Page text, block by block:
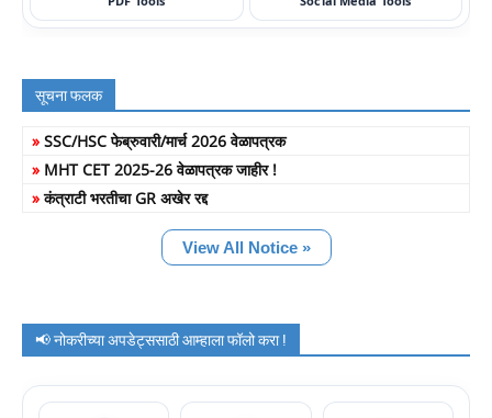
सूचना फलक
» SSC/HSC फेब्रुवारी/मार्च 2026 वेळापत्रक
» MHT CET 2025-26 वेळापत्रक जाहीर !
»कंत्राटी भरतीचा GR अखेर रद्द
View All Notice »
📢 नोकरीच्या अपडेट्ससाठी आम्हाला फॉलो करा !